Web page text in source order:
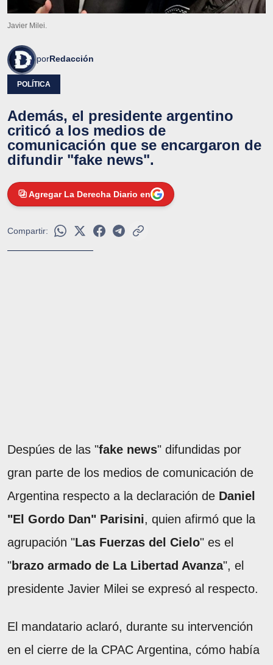
Javier Milei.
porRedacción
POLÍTICA
Además, el presidente argentino
criticó a los medios de
comunicación que se encargaron de
difundir "fake news".
Agregar La Derecha Diario en
Compartir:
Despúes de las "fake news" difundidas por
gran parte de los medios de comunicación de
Argentina respecto a la declaración de Daniel
"El Gordo Dan" Parisini, quien afirmó que la
agrupación "Las Fuerzas del Cielo" es el
"brazo armado de La Libertad Avanza", el
presidente Javier Milei se expresó al respecto.
El mandatario aclaró, durante su intervención
en el cierre de la CPAC Argentina, cómo había